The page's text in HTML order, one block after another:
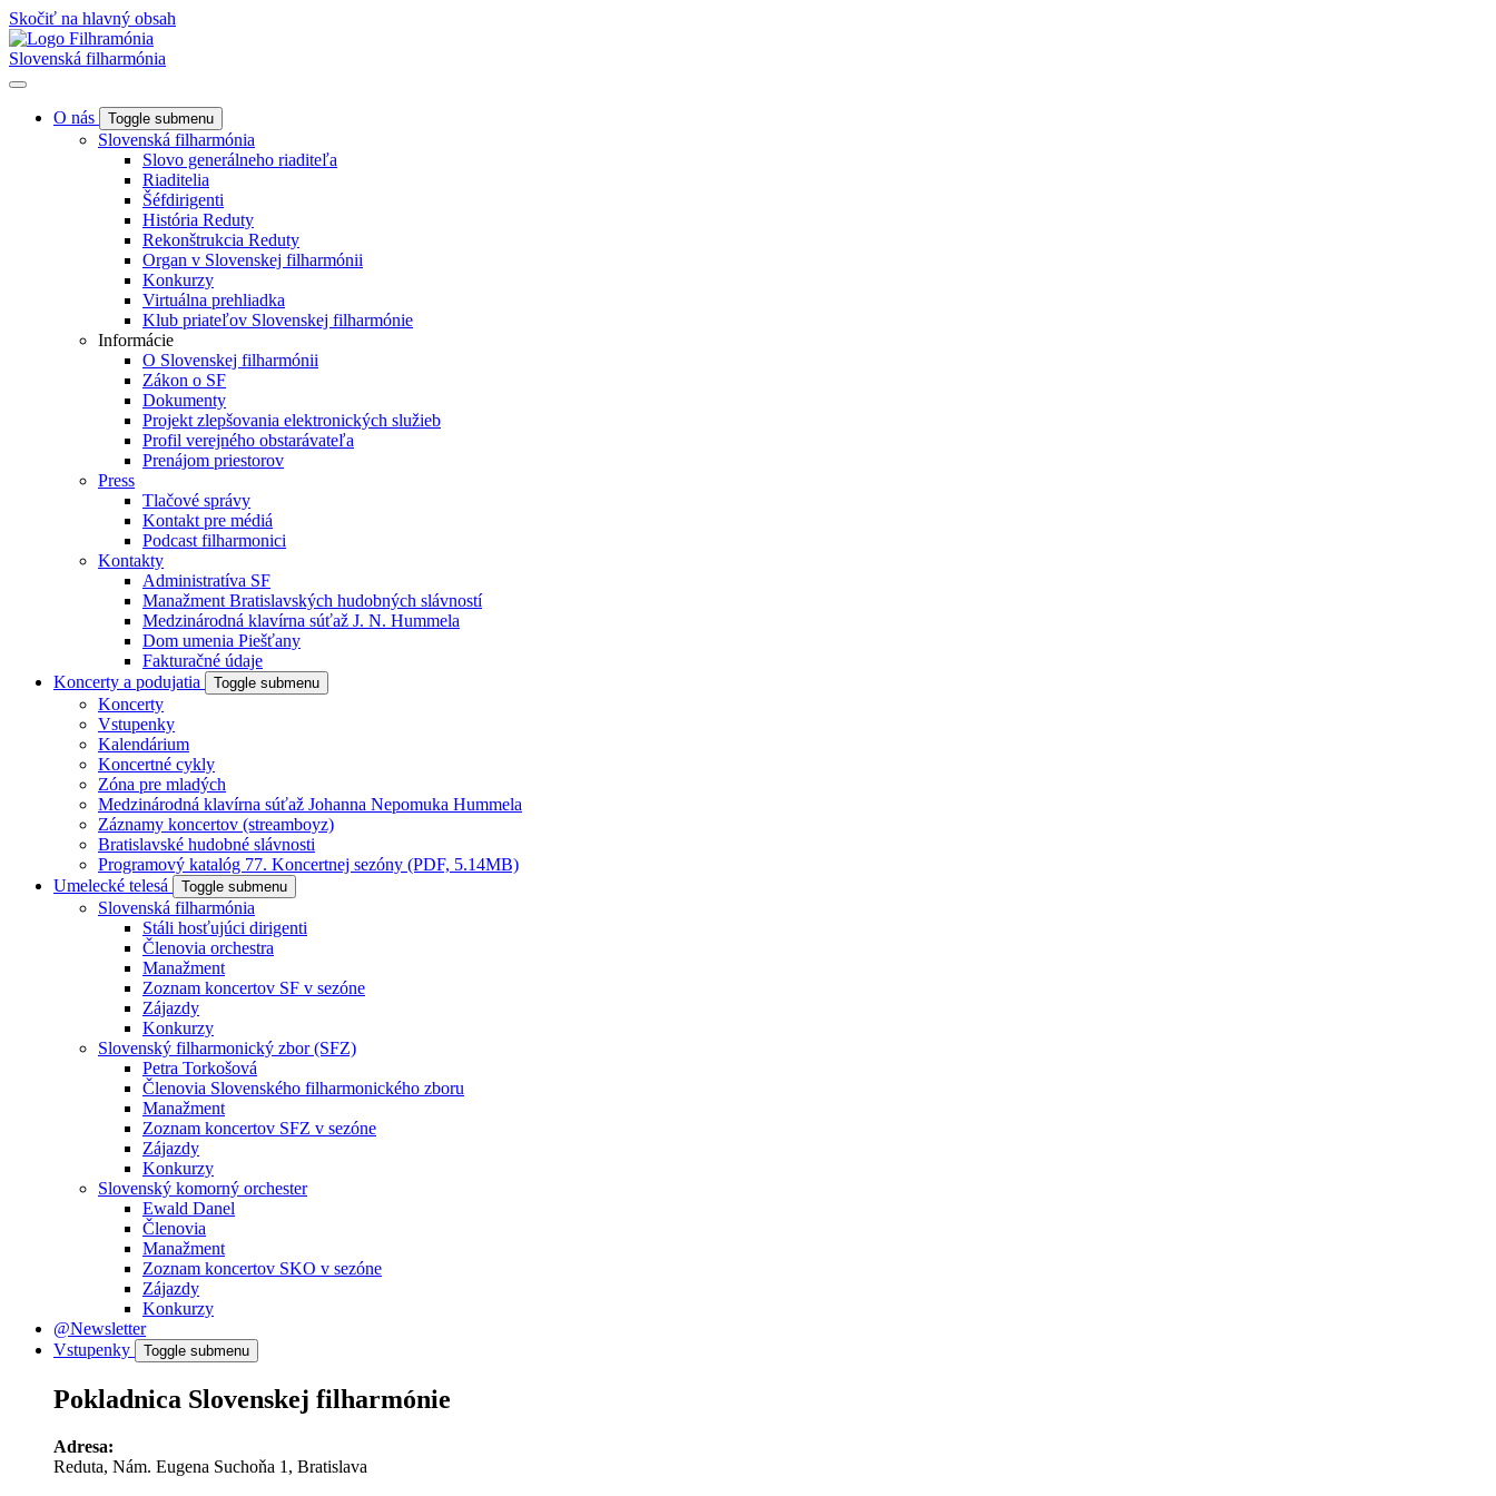
Skočiť na hlavný obsah
Slovenská filharmónia
O nás Toggle submenu
Slovenská filharmónia
Slovo generálneho riaditeľa
Riaditelia
Šéfdirigenti
História Reduty
Rekonštrukcia Reduty
Organ v Slovenskej filharmónii
Konkurzy
Virtuálna prehliadka
Klub priateľov Slovenskej filharmónie
Informácie
O Slovenskej filharmónii
Zákon o SF
Dokumenty
Projekt zlepšovania elektronických služieb
Profil verejného obstarávateľa
Prenájom priestorov
Press
Tlačové správy
Kontakt pre médiá
Podcast filharmonici
Kontakty
Administratíva SF
Manažment Bratislavských hudobných slávností
Medzinárodná klavírna súťaž J. N. Hummela
Dom umenia Piešťany
Fakturačné údaje
Koncerty a podujatia
Toggle submenu
Koncerty
Vstupenky
Kalendárium
Koncertné cykly
Zóna pre mladých
Medzinárodná klavírna súťaž Johanna Nepomuka Hummela
Záznamy koncertov (streamboyz)
Bratislavské hudobné slávnosti
Programový katalóg 77. Koncertnej sezóny (PDF, 5.14MB)
Umelecké telesá
Toggle submenu
Slovenská filharmónia
Stáli hosťujúci dirigenti
Členovia orchestra
Manažment
Zoznam koncertov SF v sezóne
Zájazdy
Konkurzy
Slovenský filharmonický zbor (SFZ)
Petra Torkošová
Členovia Slovenského filharmonického zboru
Manažment
Zoznam koncertov SFZ v sezóne
Zájazdy
Konkurzy
Slovenský komorný orchester
Ewald Danel
Členovia
Manažment
Zoznam koncertov SKO v sezóne
Zájazdy
Konkurzy
@Newsletter
Vstupenky
Toggle submenu
Pokladnica Slovenskej filharmónie
Adresa:
Reduta, Nám. Eugena Suchoňa 1, Bratislava